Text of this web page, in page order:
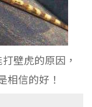
壁虎的原因，
相信的好！